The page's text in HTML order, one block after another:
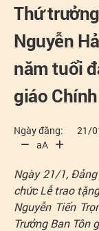
Thứ
Nguyễn
năm tuổi
giáo
Ngày đăng: 21/
aA
Ngày 21/1,
chức Lễ trao
Nguyễn Tiến
Trưởng Ban Tôn